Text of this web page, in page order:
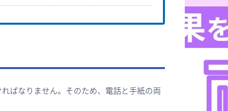
ばなりません。そのため、電話と手紙の両